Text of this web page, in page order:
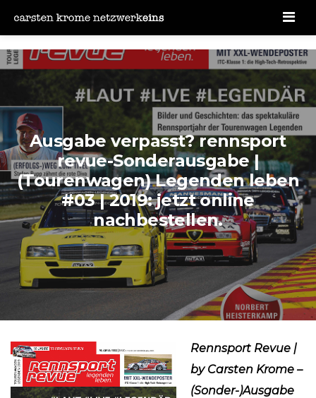
Ausgabe verpasst? rennsport
revue-Sonderausgabe |
(Tourenwagen) Legenden leben
#03 | 2019: jetzt online
nachbestellen.
Rennsport Revue |
by Carsten Krome –
(Sonder-)Ausgabe